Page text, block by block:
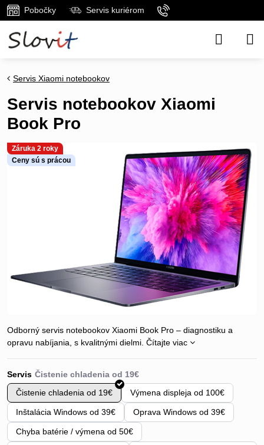
Pobočky Servis kuriérom
Záruka 2 roky
Ceny sú s prácou
Servis Xiaomi notebookov
Servis notebookov Xiaomi
Book Pro
Odborný servis notebookov Xiaomi Book Pro – diagnostiku a
opravu nabíjania, s kvalitnými dielmi. Čítajte viac
Servis
Čistenie chladenia od 19€
Výmena displeja od 100€
Inštalácia Windows od 39€ Oprava Windows od 39€
Chyba batérie / výmena od 50€